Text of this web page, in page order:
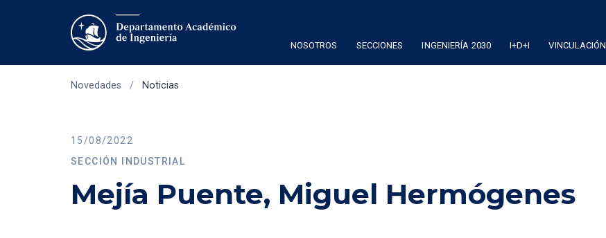
NOSOTROS SECCIONES INGENIERÍA 2030 I+D+I VINCULACIÓN
Novedades / Noticias
15/08/2022
SECCIÓN INDUSTRIAL
Mejía Puente, Miguel Hermógenes